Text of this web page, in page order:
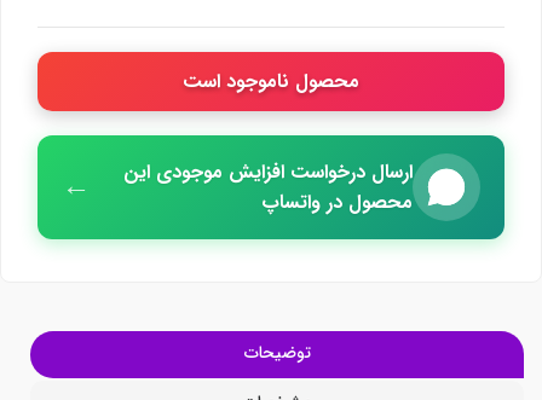
محصول ناموجود است
ارسال درخواست افزایش موجودی این
محصول در واتساپ
←
توضیحات